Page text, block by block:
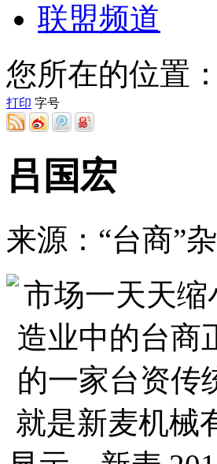
联盟频道
您所在的位置：
打印 字号
吕国宏
来源：“台商”